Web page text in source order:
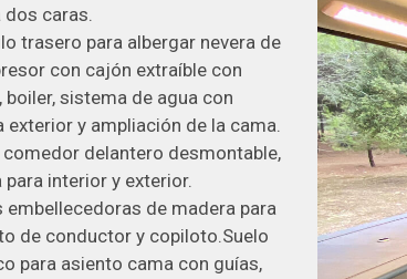
dos caras.
trasero para albergar nevera de
con cajón extraíble con
boiler, sistema de agua con
exterior y ampliación de la cama.
comedor delantero desmontable,
para interior y exterior.
embellecedoras de madera para
de conductor y copiloto.Suelo
para asiento cama con guías,